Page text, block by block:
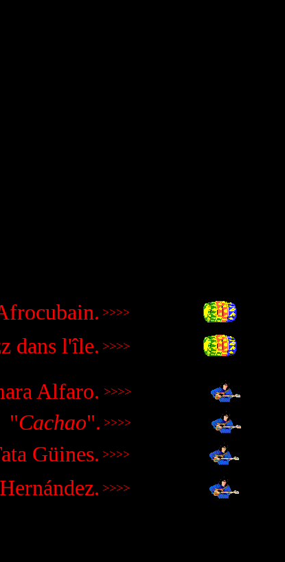
>>>>
dans l'île. >>>>
Alfaro. >>>>
"Cachao". >>>>
Güines. >>>>
>>>>